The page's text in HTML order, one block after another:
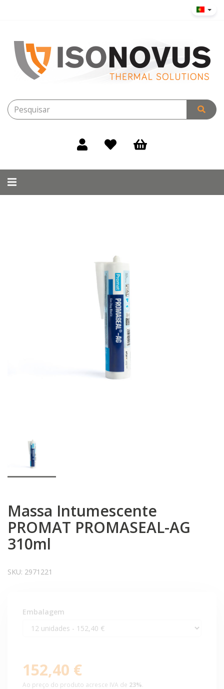
Alternar
Massa Intumescente
PROMAT PROMASEAL-AG
310ml
SKU: 2971221
Embalagem
152,40 €
Ao preço do produto acresce IVA de 23%